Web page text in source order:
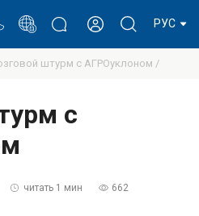
РУС
штурм с АГРОуклоном /
с
читать 1 мин 662